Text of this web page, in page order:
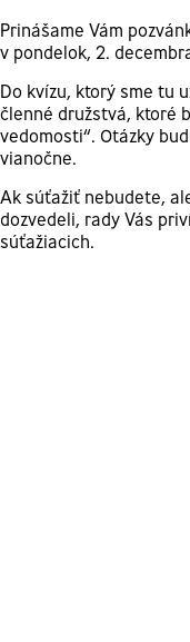
Prinášame Vám
v pondelok, 2.
Do kvízu, ktorý sme tu
členné družstvá, ktoré
vedomosti“. Otázky
vianočne.
Ak súťažiť nebudete,
dozvedeli, rady Vás
súťažiacich.